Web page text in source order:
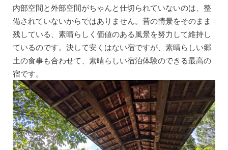
内部空間と外部空間がちゃんと仕切られていないのは、整
備されていないからではありません。昔の情景をそのまま
残している、素晴らしく価値のある風景を努力して維持し
ているのです。決して安くはない宿ですが、素晴らしい郷
土の食事も合わせて、素晴らしい宿泊体験のできる最高の
宿です。